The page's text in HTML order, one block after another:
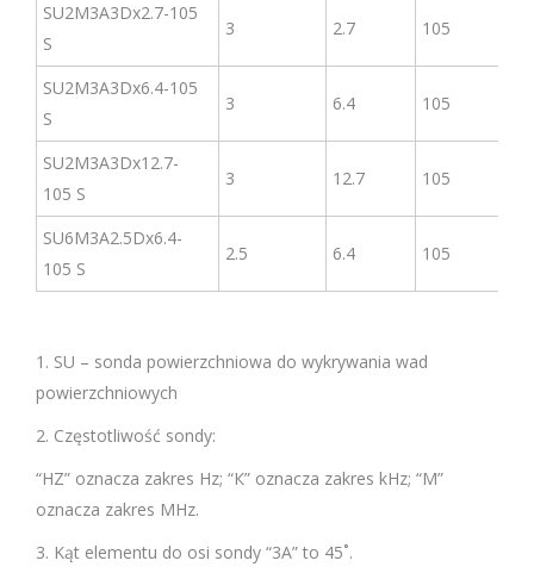
SU2М3A3Dx2.7-105
S
3 2.7 105
SU2М3A3Dx6.4-105
S
3 6.4 105
SU2М3A3Dx12.7-
105 S
3 12.7 105
SU6М3A2.5Dx6.4-
105 S
2.5 6.4 105
1. SU – sonda powierzchniowa do wykrywania wad
powierzchniowych
2. Częstotliwość sondy:
“HZ” oznacza zakres Hz; “К” oznacza zakres kHz; “М”
oznacza zakres MHz.
3. Kąt elementu do osi sondy “3А” to 45˚.